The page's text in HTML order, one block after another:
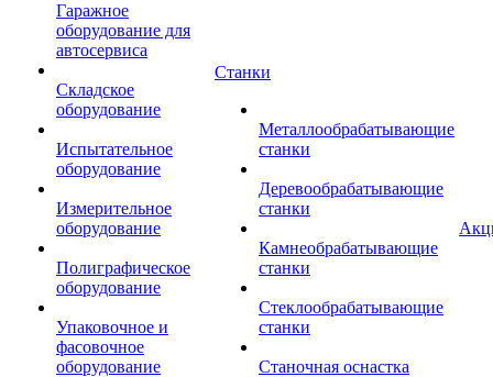
Гаражное
оборудование для
автосервиса
Складское
оборудование
Испытательное
оборудование
Измерительное
оборудование
Полиграфическое
оборудование
Упаковочное и
фасовочное
оборудование
Станки
Металлообрабатывающие
станки
Деревообрабатывающие
станки
Камнеобрабатывающие
станки
Стеклообрабатывающие
станки
Станочная оснастка